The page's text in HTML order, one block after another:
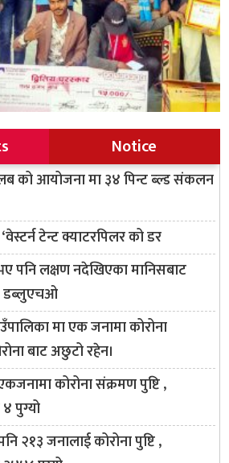
Notice
को आयोजना मा ३४ पिन्ट ब्ल्ड संकलन
टेन्ट क्याटरपिलर को डर
पनि लक्षण नदेखिएका मानिसबाट
डब्लुएचओ
मा एक जनामा कोरोना
बाट अछुटो रहेन।
कोरोना संक्रमण पुष्टि ,
पुग्यो
२१३ जनालाई कोरोना पुष्टि ,